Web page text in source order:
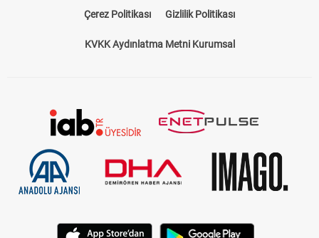
Çerez Politikası Gizlilik Politikası
KVKK Aydınlatma Metni Kurumsal